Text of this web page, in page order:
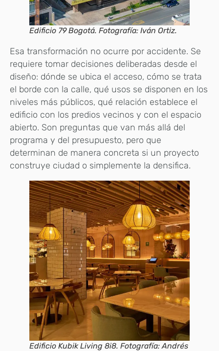
Edificio 79 Bogotá. Fotografía: Iván Ortiz.
Esa transformación no ocurre por accidente. Se
requiere tomar decisiones deliberadas desde el
diseño: dónde se ubica el acceso, cómo se trata
el borde con la calle, qué usos se disponen en los
niveles más públicos, qué relación establece el
edificio con los predios vecinos y con el espacio
abierto. Son preguntas que van más allá del
programa y del presupuesto, pero que
determinan de manera concreta si un proyecto
construye ciudad o simplemente la densifica.
Edificio Kubik Living 8i8. Fotografía: Andrés